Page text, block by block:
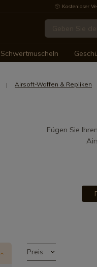
Kostenloser
Schwertmuscheln
Airsoft-Waffen & Repliken
Fügen Sie
Preis